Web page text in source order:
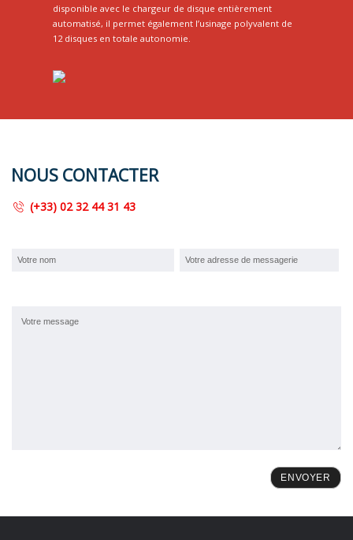
disponible avec le chargeur de disque entièrement
automatisé, il permet également l’usinage polyvalent de
12 disques en totale autonomie.
NOUS CONTACTER
(+33) 02 32 44 31 43